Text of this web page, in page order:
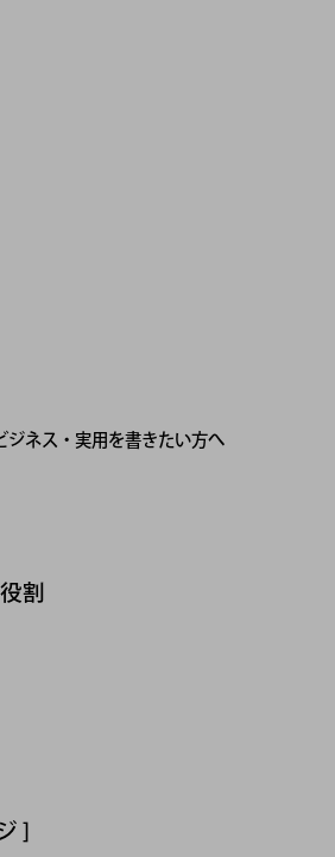
ジネス・実用を書きたい方へ
割
]